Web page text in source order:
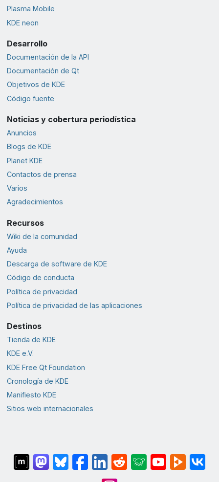
Plasma Mobile
KDE neon
Desarrollo
Documentación de la API
Documentación de Qt
Objetivos de KDE
Código fuente
Noticias y cobertura periodística
Anuncios
Blogs de KDE
Planet KDE
Contactos de prensa
Varios
Agradecimientos
Recursos
Wiki de la comunidad
Ayuda
Descarga de software de KDE
Código de conducta
Política de privacidad
Política de privacidad de las aplicaciones
Destinos
Tienda de KDE
KDE e.V.
KDE Free Qt Foundation
Cronología de KDE
Manifiesto KDE
Sitios web internacionales